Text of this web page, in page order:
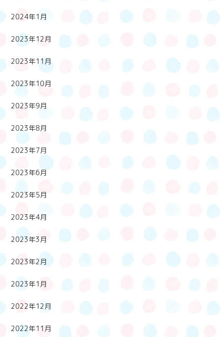
2024年1月
2023年12月
2023年11月
2023年10月
2023年9月
2023年8月
2023年7月
2023年6月
2023年5月
2023年4月
2023年3月
2023年2月
2023年1月
2022年12月
2022年11月